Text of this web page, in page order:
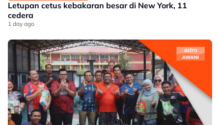
Letupan cetus kebakaran besar di New York, 11
cedera
1 day ago